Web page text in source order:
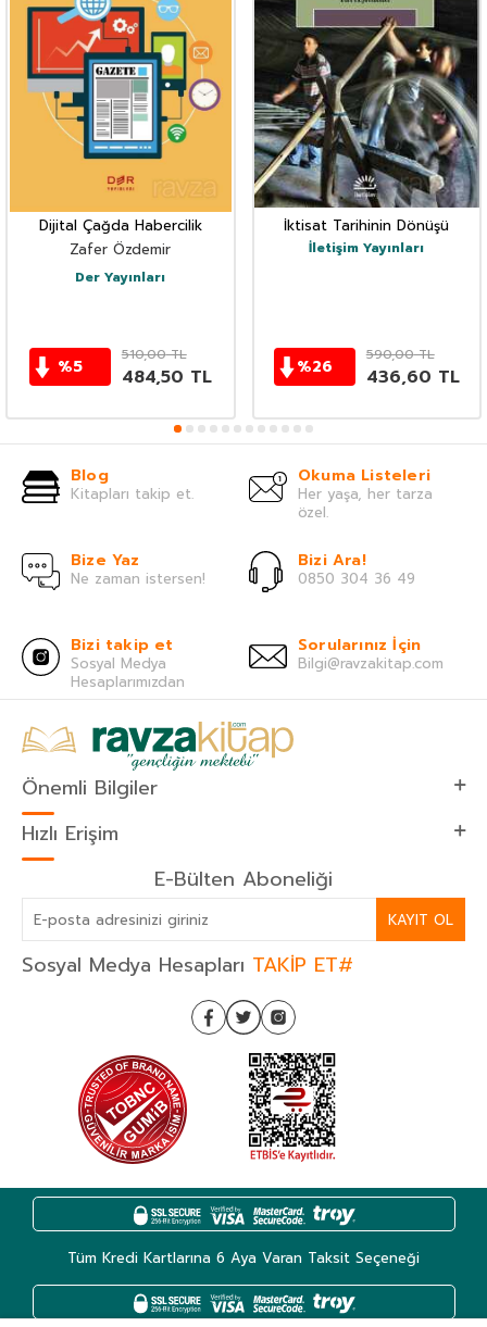
Dijital Çağda Habercilik
Zafer Özdemir
Der Yayınları
%5
510,00TL
484,50 TL
İktisat Tarihinin Dönüşü
İletişim Yayınları
%26
590,00TL
436,60 TL
Blog
Kitapları takip et.
Okuma Listeleri
Her yaşa, her tarza
özel.
Bize Yaz
Ne zaman istersen!
Bizi Ara!
0850 304 36 49
Bizi takip et
Sosyal Medya
Hesaplarımızdan
Sorularınız İçin
Bilgi@ravzakitap.com
Önemli Bilgiler
Hızlı Erişim
E-Bülten Aboneliği
KAYIT OL
Sosyal Medya Hesapları TAKİP ET#
Tüm Kredi Kartlarına 6 Aya Varan Taksit Seçeneği